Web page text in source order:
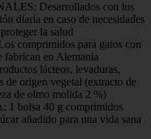
Desarrollados con los
diaria en caso de necesidades
la salud
comprimidos para gatos con
fabrican en Alemania
lácteos, levaduras,
de origen vegetal (extracto de
de olmo molida 2 %)
bolsa 40 g comprimidos
añadido para una vida sana